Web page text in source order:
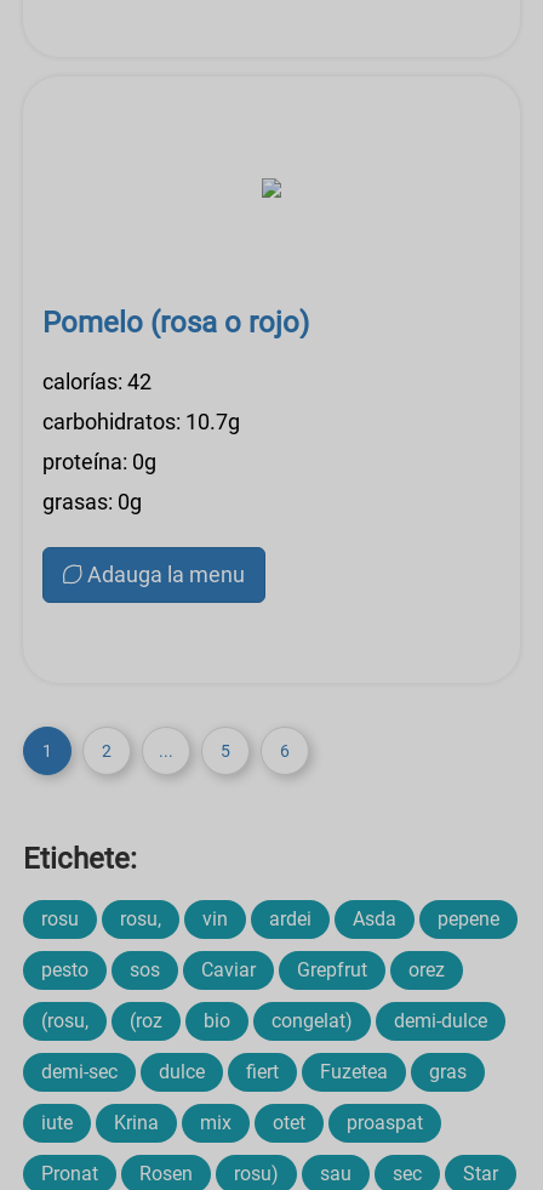
Pomelo (rosa o rojo)
calorías: 42
carbohidratos: 10.7g
proteína: 0g
grasas: 0g
Adauga la menu
1 2 ... 5 6
Etichete:
rosu rosu, vin ardei Asda pepene
pesto sos Caviar Grepfrut orez
(rosu, (roz bio congelat) demi-dulce
demi-sec dulce fiert Fuzetea gras
iute Krina mix otet proaspat
Pronat Rosen rosu) sau sec Star